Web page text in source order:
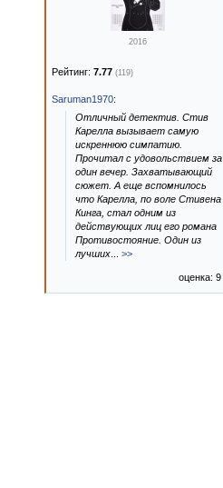
2016
Рейтинг: 7.77 (119)
Saruman1970:
Отличный детектив. Стив
Карелла вызывает самую
искреннюю симпатию.
Прочитал с удовольствием за
один вечер. Захватывающий
сюжет. А еще вспомнилось
что Карелла, по воле Стивена
Кинга, стал одним из
действующих лиц его романа
Противостояние. Один из
лучших
>>
оценка: 9